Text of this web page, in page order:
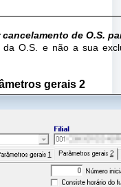
cancelamento de O.S.
O.S. e não a sua
gerais 2